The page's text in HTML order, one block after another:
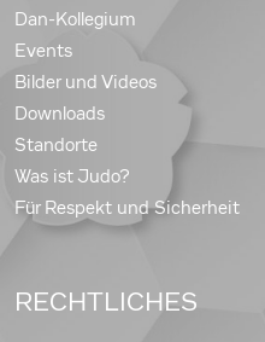
Dan-Kollegium
Events
Bilder und Videos
Downloads
Standorte
Was ist Judo?
Für Respekt und Sicherheit
RECHTLICHES